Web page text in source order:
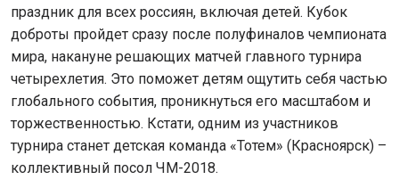
праздник для всех россиян, включая детей. Кубок
доброты пройдет сразу после полуфиналов чемпионата
мира, накануне решающих матчей главного турнира
четырехлетия. Это поможет детям ощутить себя частью
глобального события, проникнуться его масштабом и
торжественностью. Кстати, одним из участников
турнира станет детская команда «Тотем» (Красноярск) –
коллективный посол ЧМ-2018.